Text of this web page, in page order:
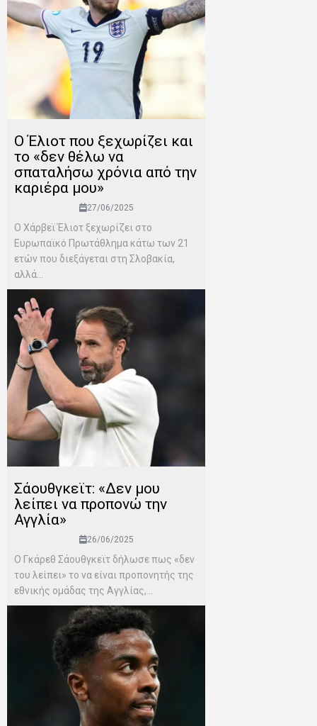
Ο Έλιοτ που ξεχωρίζει και
το «δεν θέλω να
σπαταλήσω χρόνια από την
καριέρα μου»
27/06/2025
Ο Χάρβεϊ Έλιοτ ξεχωρίζει στο
Ευρωπαϊκό Πρωτάθλημα κάτω των 21
ετών που διεξάγεται στη Σλοβακία,
αλλά...
Σάουθγκεϊτ: «Δεν μου
λείπει να προπονώ την
Αγγλία»
26/06/2025
Ο Γκάρεθ Σάουθγκεϊτ δήλωσε πως «δεν
του λείπει» το να είναι προπονητής της
εθνικής ομάδας της Αγγλίας,...